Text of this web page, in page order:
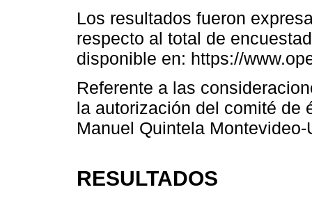
Los resultados fueron
respecto al total de
disponible en: https://
Referente a las
la autorización del comité de
Manuel Quintela Montevideo-
RESULTADOS